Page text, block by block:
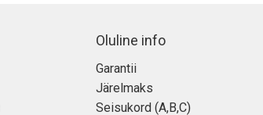
Oluline info
Garantii
Järelmaks
Seisukord (A,B,C)